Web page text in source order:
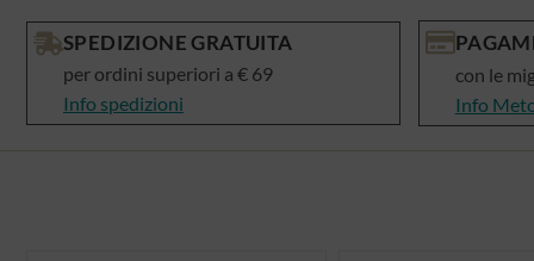
SPEDIZIONE GRATUITA
per ordini superiori a € 69
Info spedizioni
con le
Info